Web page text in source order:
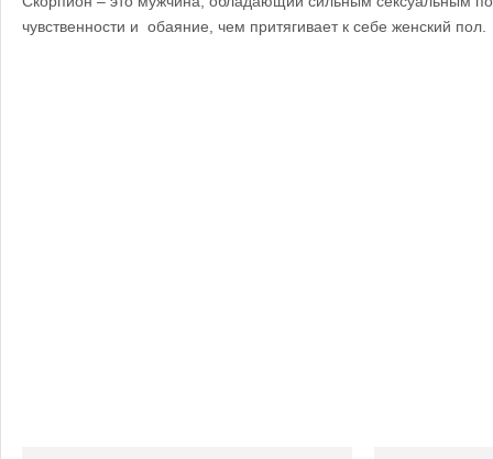
чувственности и обаяние, чем притягивает к себе женский пол.